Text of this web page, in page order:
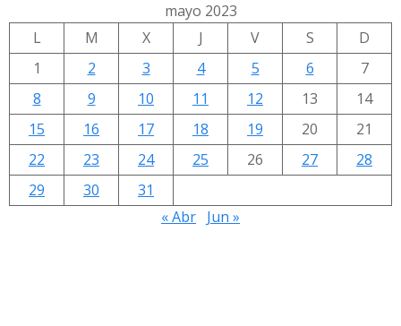
mayo 2023
L
M X J V S
D
1
2 3 4 5 6
7
8
9 10 11 12 13
14
15
16 17 18 19 20
21
22
23 24 25 26 27
28
29
30
31
« Abr Jun »